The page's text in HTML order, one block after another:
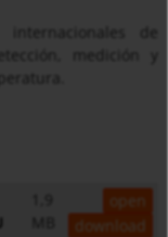
medición y
open
download